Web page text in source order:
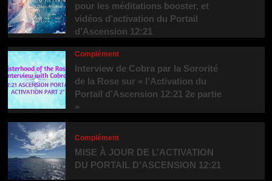
pour les méditations booster, et
vidéos d’activation du Portail
d’Ascension 12:21
Complément
Interview de Cobra par la Sororité
de la Rose sur « l’Activation du
Portail d’Ascension 12:21 2e partie
»
Complément
MISE À JOUR DE L’ACTIVATION
DU PORTAIL D’ASCENSION 12:21